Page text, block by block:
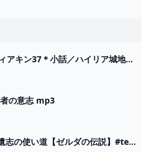
『【※ネタバレ】ゼルダ ティアキン37＊小話／ハイリア城地下、賢者の祝福』
の意志 mp3
【ティアキン攻略】賢者の遺志の使い道【ゼルダの伝説】#tearsofthekingdom #shorts - YouTube